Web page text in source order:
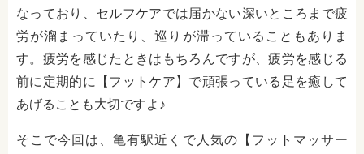
なっており、セルフケアでは届かない深いところまで疲
労が溜まっていたり、巡りが滞っていることもありま
す。疲労を感じたときはもちろんですが、疲労を感じる
前に定期的に【フットケア】で頑張っている足を癒して
あげることも大切ですよ♪
そこで今回は、亀有駅近くで人気の【フットマッサー